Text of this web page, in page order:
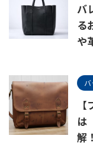
バ
る
や
は
解